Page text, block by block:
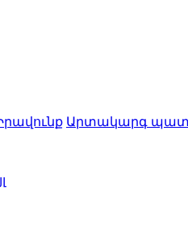
Արտակարգ